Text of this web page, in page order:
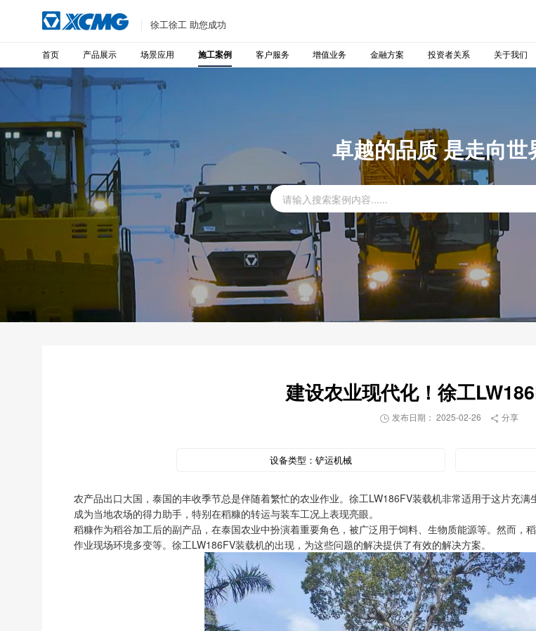
徐工徐工 助您成功
首页 产品展示 场景应用 施工案例 客户服务 增值业务 金融方案 投资者关系 关于我们
卓越的品质 是走向世
建设农业现代化！徐工
 发布日期： 2025-02-26  分享
设备类型：铲运机械
农产品出口大国，泰国的丰收季节总是伴随着繁忙的农业作业。徐工LW186FV装载机非常适用于这片充
成为当地农场的得力助手，特别在稻糠的转运与装车工况上表现亮眼。
稻糠作为稻谷加工后的副产品，在泰国农业中扮演着重要角色，被广泛用于饲料、生物质能源等。然而，
作业现场环境多变等。徐工LW186FV装载机的出现，为这些问题的解决提供了有效的解决方案。